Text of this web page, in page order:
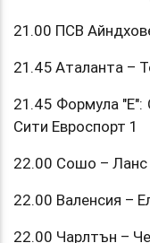
21.00 ПСВ
21.45 Аталанта –
21.45 Формула
Сити Евроспорт 1
22.00 Сошо –
22.00 Валенсия –
22.00 Чарлтън –